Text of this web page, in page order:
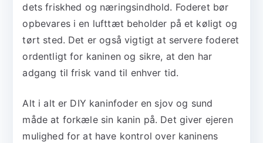
dets friskhed og næringsindhold. Foderet bør
opbevares i en lufttæt beholder på et køligt og
tørt sted. Det er også vigtigt at servere foderet
ordentligt for kaninen og sikre, at den har
adgang til frisk vand til enhver tid.
Alt i alt er DIY kaninfoder en sjov og sund
måde at forkæle sin kanin på. Det giver ejeren
mulighed for at have kontrol over kaninens